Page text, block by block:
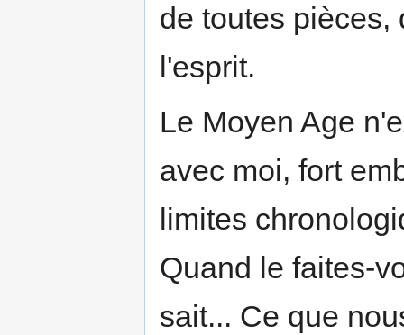
de toutes pièces,
l'esprit.
Le Moyen Age
avec moi, fort
limites
Quand le faites-
sait... Ce que